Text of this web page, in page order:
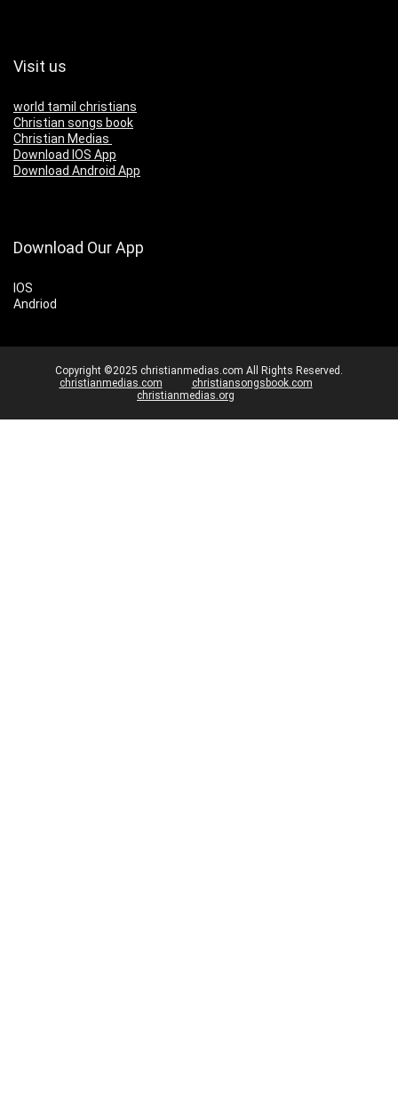
Visit us
world tamil christians
Christian songs book
Christian Medias
Download IOS App
Download Android App
Download Our App
IOS
Andriod
Copyright ©2025 christianmedias.com All Rights Reserved.
christianmedias.com
christiansongsbook.com
christianmedias.org